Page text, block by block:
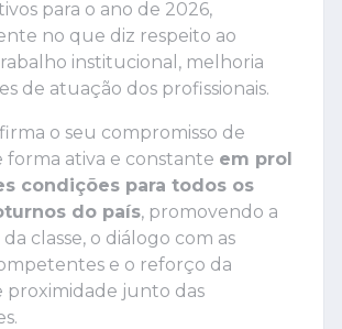
para o ano de 2026,
no que diz respeito ao
institucional, melhoria
de atuação dos profissionais.
o seu compromisso de
forma ativa e constante em prol
condições para todos os
do país, promovendo a
classe, o diálogo com as
e o reforço da
proximidade junto das